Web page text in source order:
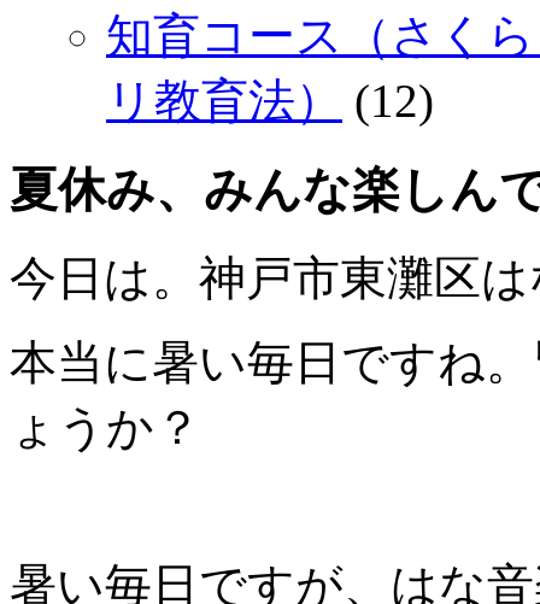
知育コース（さく
リ教育法）
(12)
夏休み、みんな楽しん
今日は。神戸市東灘区
本当に暑い毎日ですね
ょうか？
暑い毎日ですが、はな